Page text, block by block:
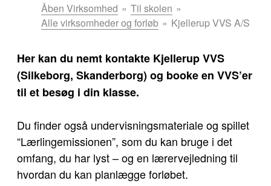
Åben Virksomhed
Til skolen
Alle virksomheder og forløb
Kjellerup VVS A/S
Her kan du nemt kontakte Kjellerup VVS
(Silkeborg, Skanderborg) og booke en VVS’er
til et besøg i din klasse.
Du finder også undervisningsmateriale og spillet
“Lærlingemissionen”, som du kan bruge i det
omfang, du har lyst – og en lærervejledning til
hvordan du kan planlægge forløbet.